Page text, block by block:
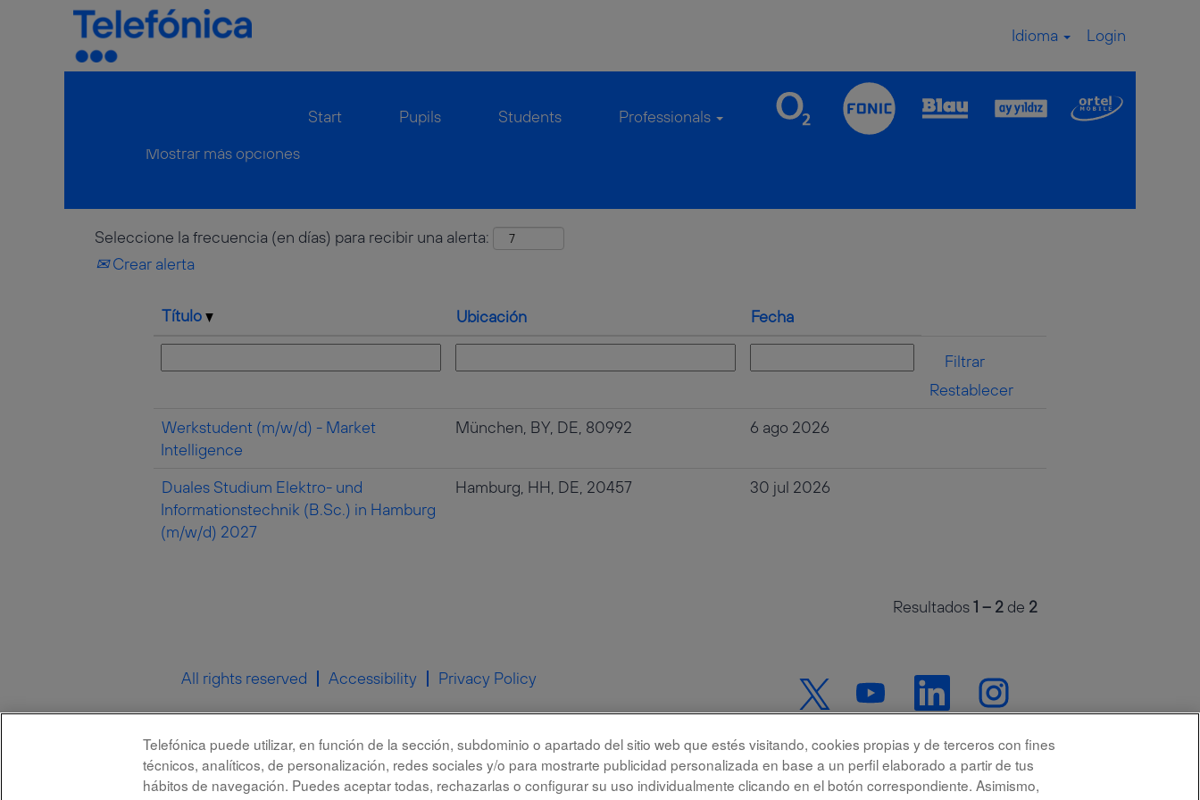
Idioma Login
Start Pupils Students Professionals
Inicio |"Telekommunikation" Y Deutschland en TelefonicaGermany
Resultados de búsqueda de""Telekommunikation" Y Deutschland".
Mostrar más opciones
Seleccione la frecuencia (en días) para recibir una alerta:
Crear alerta
Título Ubicación Fecha
Restablecer
Werkstudent (m/w/d) - Market
Intelligence
München, BY, DE, 80992 6 ago 2026
Duales Studium Elektro- und
Informationstechnik (B.Sc.) in Hamburg
(m/w/d) 2027
Hamburg, HH, DE, 20457 30 jul 2026
Resultados1 – 2 de 2
All rights reserved Accessibility Privacy Policy S
e
a
r
e
e
e
a
r
e
e
n
S
a
r
e
e
n
S
a
r
e
e
n
Telefónica puede utilizar, en función de la sección, subdominio o apartado del sitio web que estés visitando, cookies propias y de terceros con fines
técnicos, analíticos, de personalización, redes sociales y/o para mostrarte publicidad personalizada en base a un perfil elaborado a partir de tus
hábitos de navegación. Puedes aceptar todas, rechazarlas o configurar su uso individualmente clicando en el botón correspondiente. Asimismo,